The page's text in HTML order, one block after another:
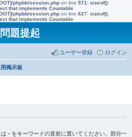
phpbb/session.php on line 571 : sizeof():
that implements Countable
phpbb/session.php on line 627: sizeof():
that implements Countable
問題提起
ログイン
ユーザー登録
掲示板
- をキーワードの直前に置いてください。部分一